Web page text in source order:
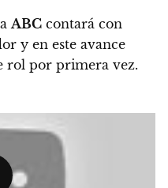
ABC contará con
y en este avance
rol por primera vez.